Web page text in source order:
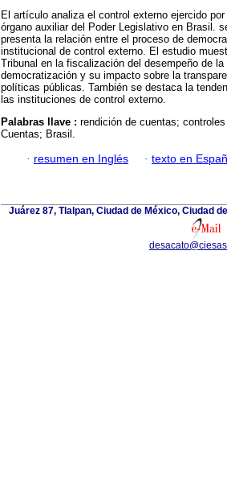
El artículo analiza el control externo ejercido
órgano auxiliar del Poder Legislativo en Brasil.
presenta la relación entre el proceso de
institucional de control externo. El estudio
Tribunal en la fiscalización del desempeño de
democratización y su impacto sobre la
políticas públicas. También se destaca la
las instituciones de control externo.
Palabras llave : rendición de cuentas;
Cuentas; Brasil.
· resumen en Inglés · texto en
Juárez 87, Tlalpan, Ciudad de México, Ciudad